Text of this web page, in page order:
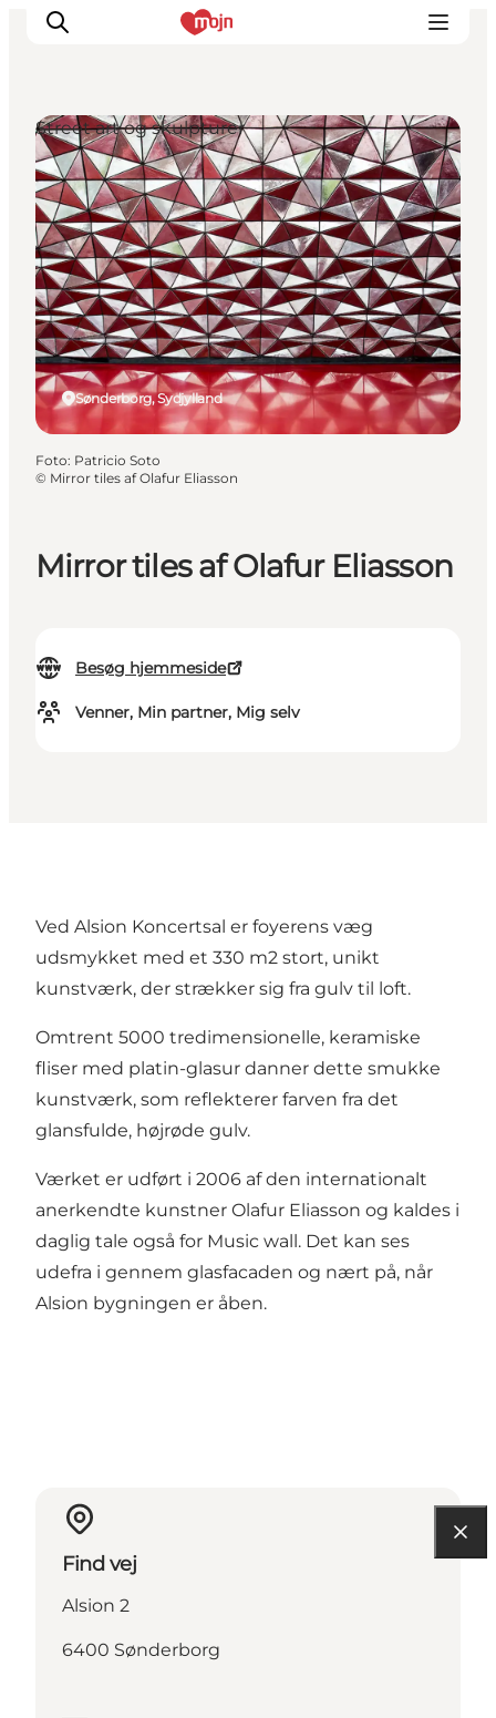
Oplevelser
Byer & Steder
Det sker
Overnatning
Planlæg din ferie
Booking
Mirror tiles af Olafur Eliasson
Besøg hjemmeside
Venner, Min partner, Mig selv
Sønderborg, Sydjylland
Street art og skulpturer
Foto: Patricio Soto
© Mirror tiles af Olafur Eliasson
Ved Alsion Koncertsal er foyerens væg
udsmykket med et 330 m2 stort, unikt
kunstværk, der strækker sig fra gulv til loft.
Omtrent 5000 tredimensionelle, keramiske
fliser med platin-glasur danner dette smukke
kunstværk, som reflekterer farven fra det
glansfulde, højrøde gulv.
Værket er udført i 2006 af den internationalt
anerkendte kunstner Olafur Eliasson og kaldes i
daglig tale også for Music wall. Det kan ses
udefra i gennem glasfacaden og nært på, når
Alsion bygningen er åben.
Find vej
Alsion 2
6400 Sønderborg